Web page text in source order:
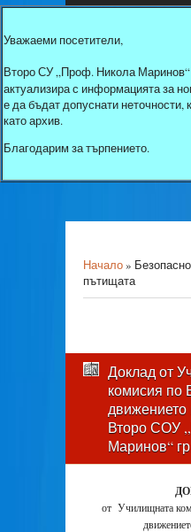
Уважаеми посетители,
Второ СУ „Проф. Никола
актуализира с информацията за
е да бъдат допуснати
като архив.
Благодарим за търпението.
Начало»
пътищата
Доклад от
комисия по
Второ СОУ
Маринов“
от Училищната